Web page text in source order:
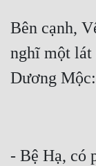
Đẹp
Đẹp Hiệp
Sát Phạt Quyết Đoán
Bên cạnh,
nghĩ một
- Bệ Hạ, có